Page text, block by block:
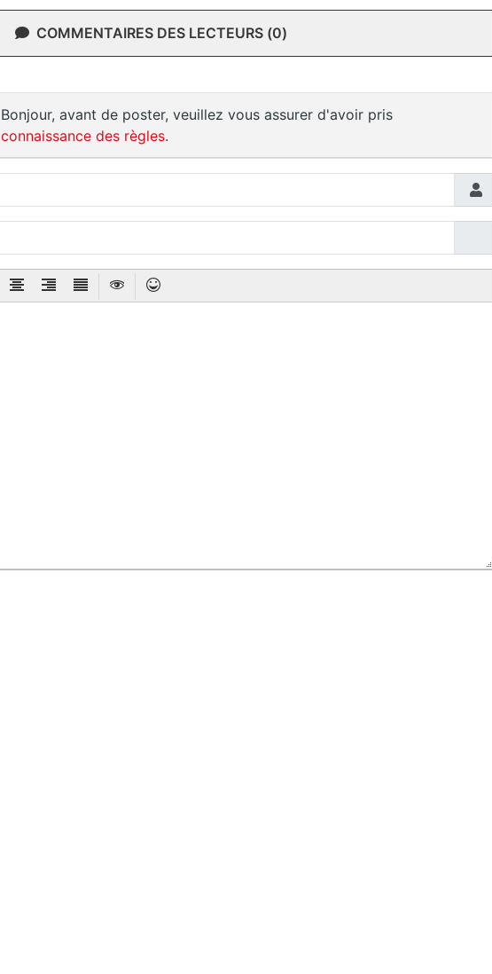
COMMENTAIRES DES LECTEURS (0)
Bonjour, avant de poster, veuillez vous assurer d'avoir pris
connaissance des règles.